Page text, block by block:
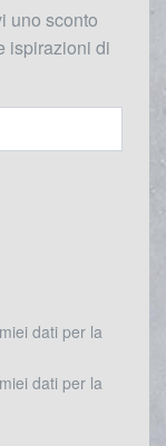
uno sconto
ispirazioni di
dati per la
dati per la